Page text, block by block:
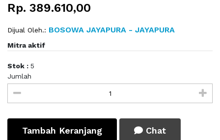
Rp. 389.610,00
Dijual Oleh.: BOSOWA JAYAPURA - JAYAPURA
Mitra aktif
Stok : 5
Jumlah
Tambah Keranjang Chat